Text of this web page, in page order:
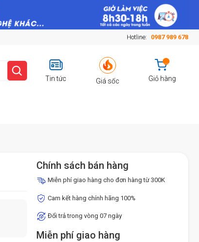
Hotline: 0987 989 678
Tin tức Giá sốc
...
Giỏ hàng
Chính sách bán hàng
Miễn phí giao hàng cho đơn hàng từ 300K
Cam kết hàng chính hãng 100%
Đổi trả trong vòng 07 ngày
Miễn phí giao hàng